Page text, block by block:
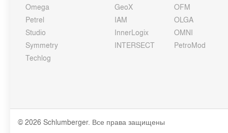
Omega
Petrel
Studio
Symmetry
Techlog
GeoX
IAM
InnerLogix
INTERSECT
OFM
OLGA
OMNI
PetroMod
© 2026 Schlumberger. Все права защищены